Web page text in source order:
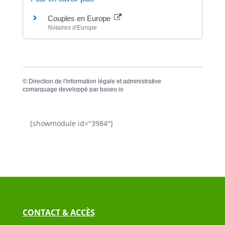
Couples en Europe
Notaires d'Europe
© Direction de l'information légale et administrative
comarquage developpé par baseo.io
[showmodule id="3984"]
CONTACT & ACCÈS